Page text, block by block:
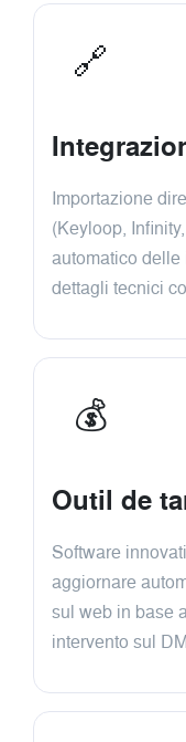
🔗
Importazione
(Keyloop,
automatico
dettagli tecnici
💰
Outil de
Software
aggiornare
sul web in base
intervento sul